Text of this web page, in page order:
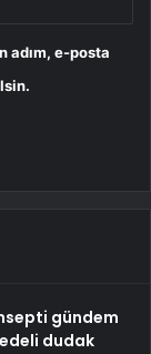
adım, e-posta
gündem
dudak